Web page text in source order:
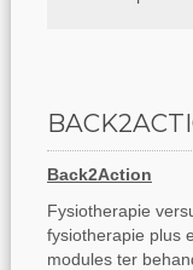
Back2Action
Fysiotherapie
fysiotherapie plus
modules ter